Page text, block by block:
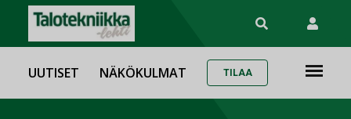
UUTISET NÄKÖKULMAT TILAA